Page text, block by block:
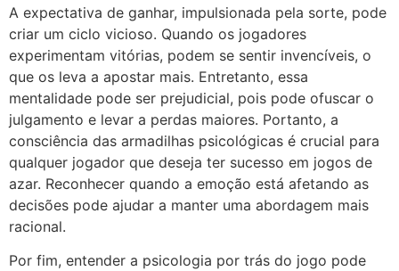
A expectativa de ganhar, impulsionada pela sorte, pode
criar um ciclo vicioso. Quando os jogadores
experimentam vitórias, podem se sentir invencíveis, o
que os leva a apostar mais. Entretanto, essa
mentalidade pode ser prejudicial, pois pode ofuscar o
julgamento e levar a perdas maiores. Portanto, a
consciência das armadilhas psicológicas é crucial para
qualquer jogador que deseja ter sucesso em jogos de
azar. Reconhecer quando a emoção está afetando as
decisões pode ajudar a manter uma abordagem mais
racional.
Por fim, entender a psicologia por trás do jogo pode